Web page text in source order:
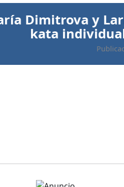
Aracena
en Santo
Publicado el 05/08/2026 - 06:34 PM